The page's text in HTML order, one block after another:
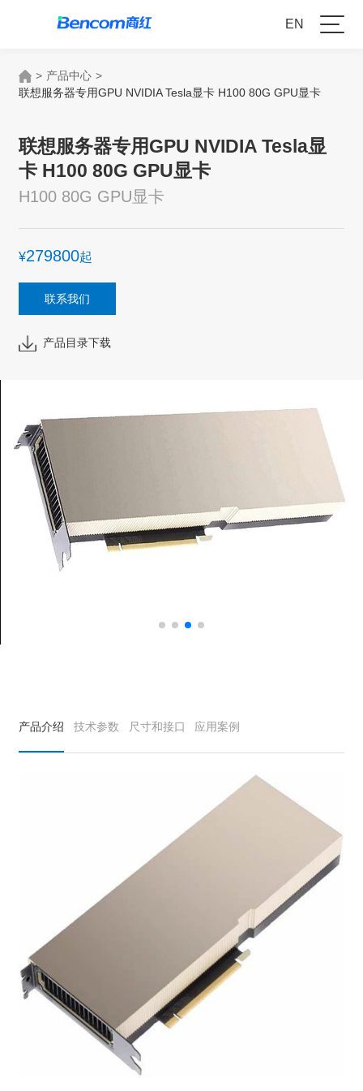
EN
> 产品中心 >
联想服务器专用GPU NVIDIA Tesla显卡 H100 80G GPU显卡
联想服务器专用GPU NVIDIA Tesla显
卡 H100 80G GPU显卡
H100 80G GPU显卡
¥279800起
联系我们
产品目录下载
产品介绍 技术参数 尺寸和接口 应用案例